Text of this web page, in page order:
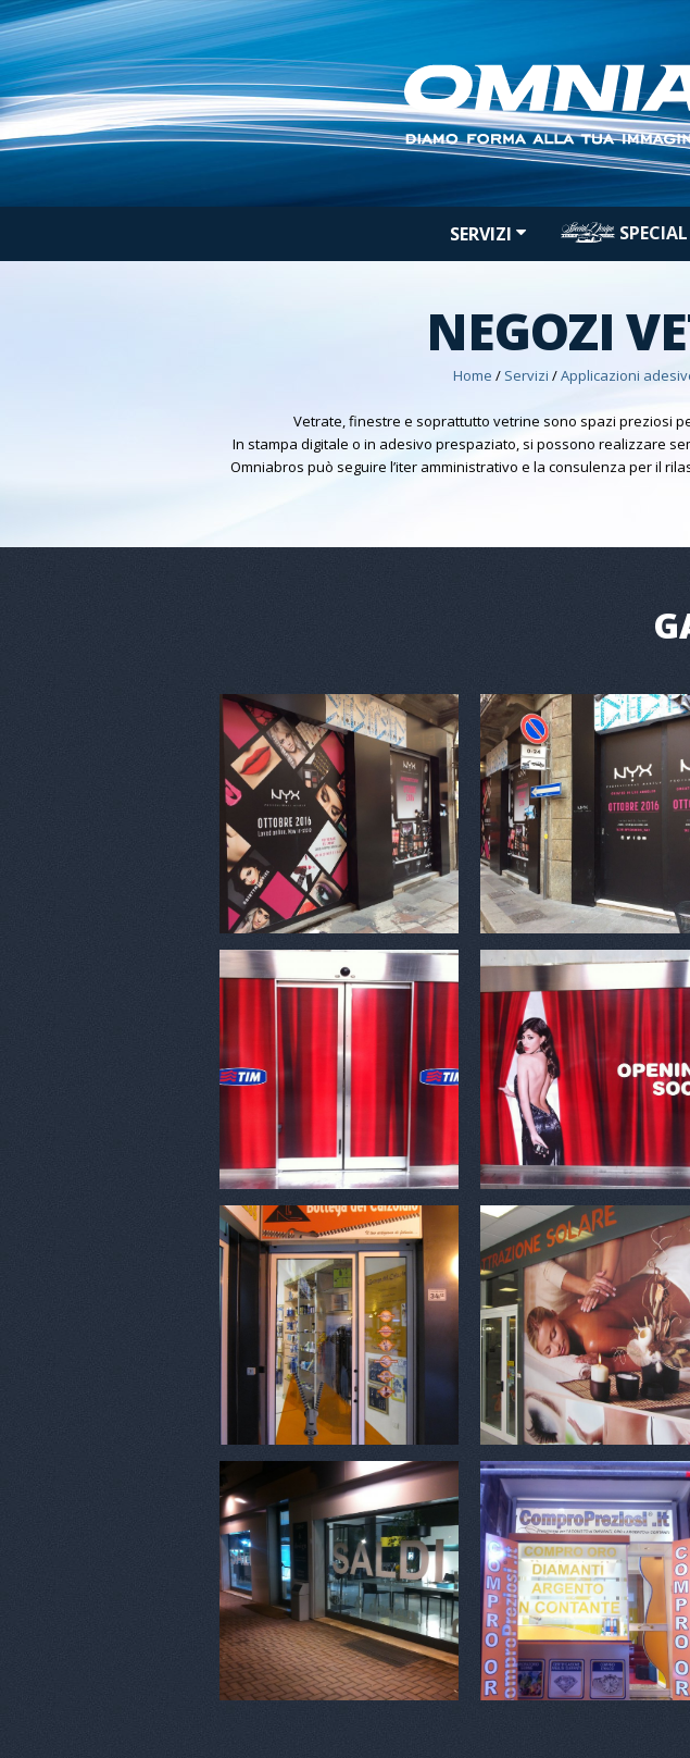
SERVIZI
NEGOZI
Home / Servizi /Applicazioni
Vetrate, finestre e soprattutto vetrine sono spazi preziosi
In stampa digitale o in adesivo prespaziato, si possono realizzare
Omniabros può seguire l’iter amministrativo e la consulenza per il